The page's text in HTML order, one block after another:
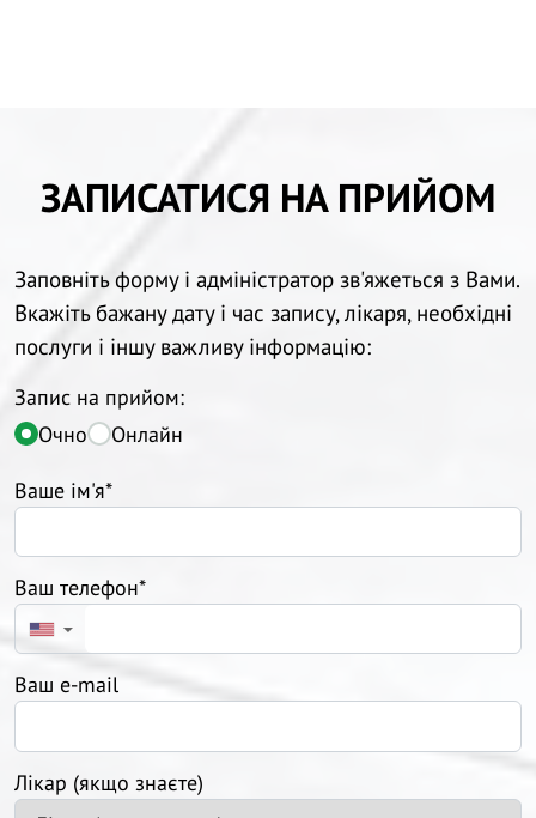
ЗАПИСАТИСЯ НА ПРИЙОМ
Заповніть форму і адміністратор зв'яжеться з Вами.
Вкажіть бажану дату і час запису, лікаря, необхідні
послуги і іншу важливу інформацію:
Запис на прийом:
Очно
Онлайн
Ваше ім'я*
Ваш телефон*
▼
Ваш e-mail
Лікар (якщо знаєте)